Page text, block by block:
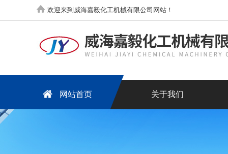
欢迎来到威海嘉毅化工机械有限公司网站！
网站首页 关于我们